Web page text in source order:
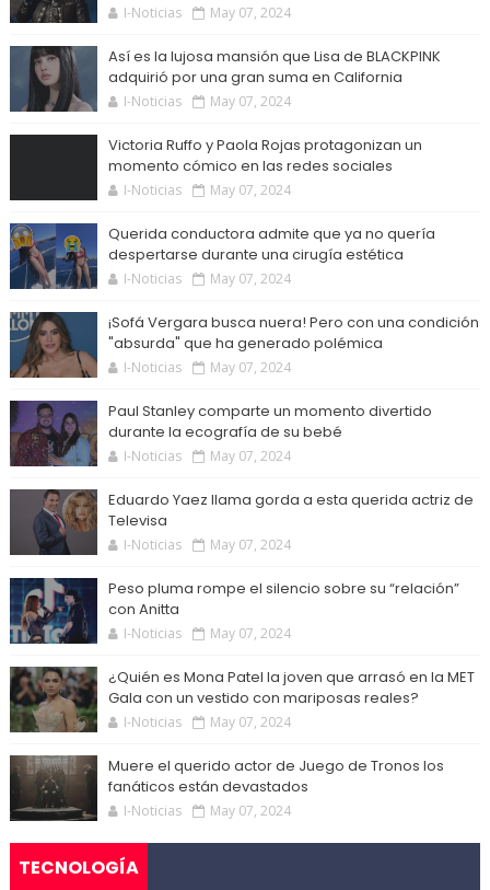
I-Noticias May 07, 2024
Así es la lujosa mansión que Lisa de BLACKPINK
adquirió por una gran suma en California
I-Noticias May 07, 2024
Victoria Ruffo y Paola Rojas protagonizan un
momento cómico en las redes sociales
I-Noticias May 07, 2024
Querida conductora admite que ya no quería
despertarse durante una cirugía estética
I-Noticias May 07, 2024
¡Sofá Vergara busca nuera! Pero con una condición
"absurda" que ha generado polémica
I-Noticias May 07, 2024
Paul Stanley comparte un momento divertido
durante la ecografía de su bebé
I-Noticias May 07, 2024
Eduardo Yaez llama gorda a esta querida actriz de
Televisa
I-Noticias May 07, 2024
Peso pluma rompe el silencio sobre su “relación”
con Anitta
I-Noticias May 07, 2024
¿Quién es Mona Patel la joven que arrasó en la MET
Gala con un vestido con mariposas reales?
I-Noticias May 07, 2024
Muere el querido actor de Juego de Tronos los
fanáticos están devastados
I-Noticias May 07, 2024
TECNOLOGÍA